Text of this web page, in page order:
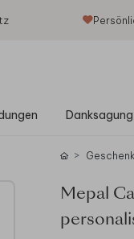
Danksagung
Mepal